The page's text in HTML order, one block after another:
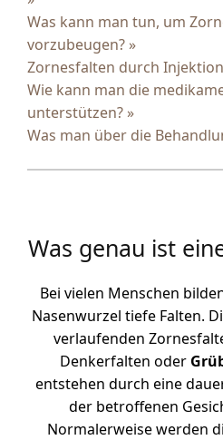
Was kann man tun, um
vorzubeugen? »
Zornesfalten durch
Wie kann man die
unterstützen? »
Was man über die
Was genau ist
Bei vielen Menschen
Nasenwurzel tiefe Falten.
verlaufenden
Denkerfalten oder
entstehen durch eine
der betroffenen
Normalerweise werden